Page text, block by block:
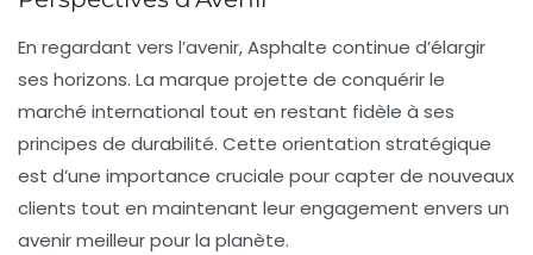
En regardant vers l’avenir, Asphalte continue d’élargir
ses horizons. La marque projette de conquérir le
marché international tout en restant fidèle à ses
principes de durabilité. Cette orientation stratégique
est d’une importance cruciale pour capter de nouveaux
clients tout en maintenant leur engagement envers un
avenir meilleur pour la planète.